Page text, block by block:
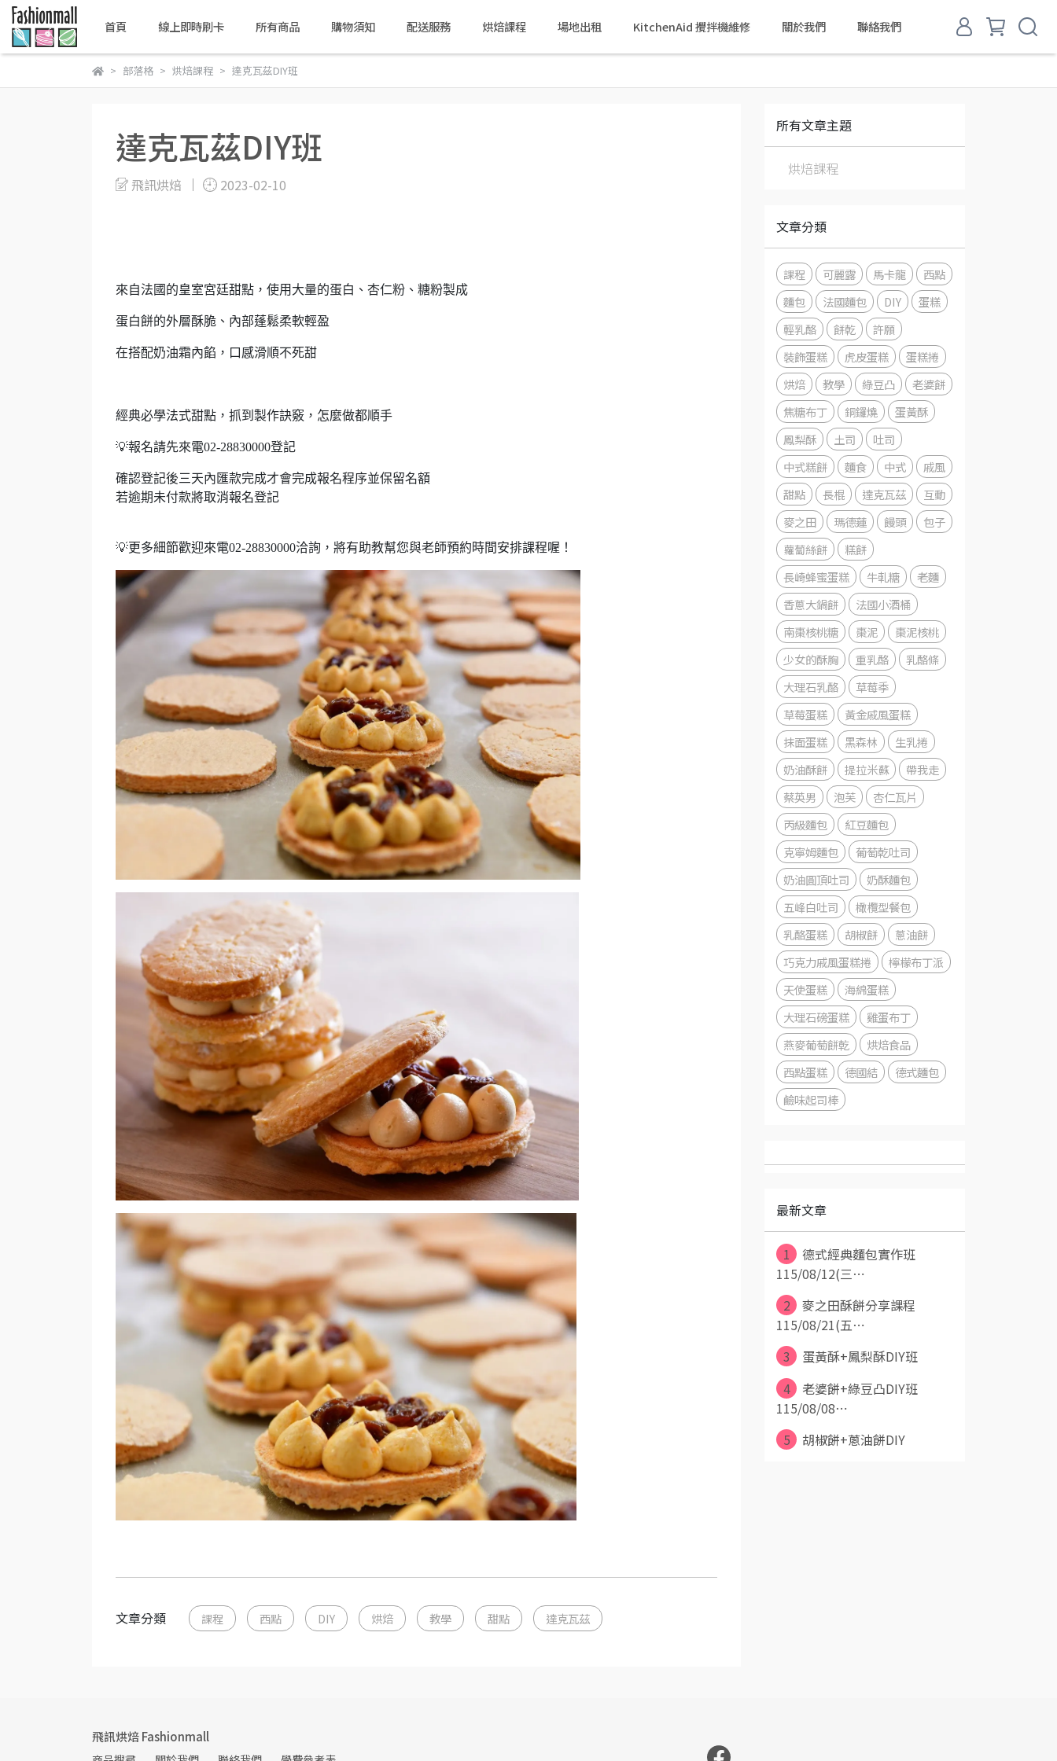
首頁 線上即時刷卡 所有商品 購物須知 配送服務 烘焙課程 場地出租 KitchenAid 攪拌機維修 關於我們 聯絡我們
部落格 烘焙課程 達克瓦茲DIY班
達克瓦茲DIY班
飛訊烘焙 2023-02-10
來自法國的皇室宮廷甜點，使用大量的蛋白、杏仁粉、糖粉製成
蛋白餅的外層酥脆、內部蓬鬆柔軟輕盈
在搭配奶油霜內餡，口感滑順不死甜
經典必學法式甜點，抓到製作訣竅，怎麼做都順手
💡報名請先來電02-28830000登記
確認登記後三天內匯款完成才會完成報名程序並保留名額
若逾期未付款將取消報名登記
💡更多細節歡迎來電02-28830000洽詢，將有助教幫您與老師預約時間安排課程喔！
文章分類 課程 西點 DIY 烘焙 教學 甜點 達克瓦茲
所有文章主題
烘焙課程
文章分類
課程 可麗露 馬卡龍
西點
麵包
法國麵包 DIY
蛋糕
輕乳酪
餅乾
許願
裝飾蛋糕
虎皮蛋糕
蛋糕捲
烘焙
教學 綠豆凸
老婆餅
焦糖布丁
銅鑼燒
蛋黃酥
鳳梨酥
土司
吐司
中式糕餅
麵食 中式
戚風
甜點
長棍 達克瓦茲
互動
麥之田
瑪德蓮 饅頭
包子
蘿蔔絲餅
糕餅
長崎蜂蜜蛋糕
牛軋糖
老麵
香蔥大鍋餅
法國小酒桶
南棗核桃糖
棗泥
棗泥核桃
少女的酥胸
重乳酪
乳酪條
大理石乳酪
草莓季
草莓蛋糕
黃金戚風蛋糕
抹面蛋糕
黑森林
生乳捲
奶油酥餅
提拉米蘇
帶我走
蔡英男
泡芙
杏仁瓦片
丙級麵包
紅豆麵包
克寧姆麵包
葡萄乾吐司
奶油圓頂吐司
奶酥麵包
五峰白吐司
橄欖型餐包
乳酪蛋糕
胡椒餅
蔥油餅
巧克力戚風蛋糕捲
檸檬布丁派
天使蛋糕
海綿蛋糕
大理石磅蛋糕
雞蛋布丁
燕麥葡萄餅乾
烘焙食品
西點蛋糕
德國結
德式麵包
鹼味起司棒
最新文章
1
德式經典麵包實作班
115/08/12(三⋯
2
麥之田酥餅分享課程
115/08/21(五⋯
3
蛋黃酥+鳳梨酥DIY班
4
老婆餅+綠豆凸DIY班
115/08/08⋯
5
胡椒餅+蔥油餅DIY
飛訊烘焙 Fashionmall